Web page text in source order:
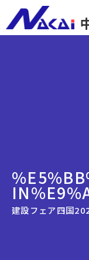
建設フェア四国